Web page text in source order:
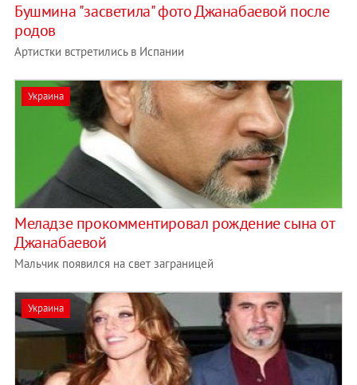
Бушмина "засветила" фото Джанабаевой после
родов
Артистки встретились в Испании
Украина
Меладзе прокомментировал рождение сына от
Джанабаевой
Мальчик появился на свет заграницей
Украина